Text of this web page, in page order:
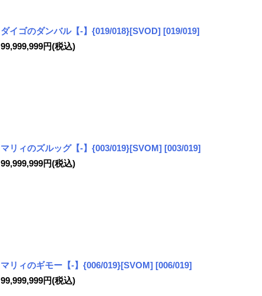
ダイゴのダンバル【-】{019/018}[SVOD] [019/019]
99,999,999円(税込)
マリィのズルッグ【-】{003/019}[SVOM] [003/019]
99,999,999円(税込)
マリィのギモー【-】{006/019}[SVOM] [006/019]
99,999,999円(税込)